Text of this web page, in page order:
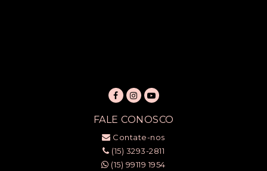
FALE CONOSCO
Contate-nos
(15) 3293-2811
(15) 99119 1954